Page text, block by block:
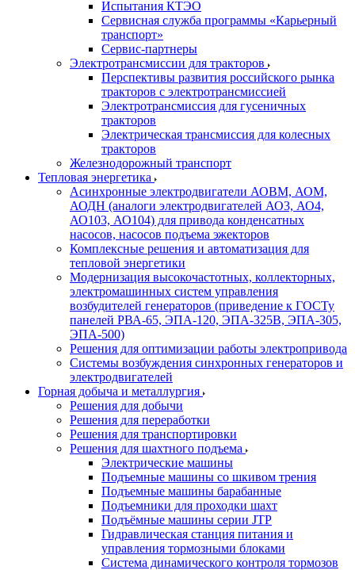
Испытания КТЭО
Сервисная служба программы «Карьерный
транспорт»
Сервис-партнеры
Электротрансмиссии для тракторов
Перспективы развития российского рынка
тракторов с электротрансмиссией
Электротрансмиссия для гусеничных
тракторов
Электрическая трансмиссия для колесных
тракторов
Железнодорожный транспорт
Тепловая энергетика
Асинхронные электродвигатели АОВМ, АОМ,
АОДН (аналоги электродвигателей АО3, АО4,
АО103, АО104) для привода конденсатных
насосов, насосов подъема эжекторов
Комплексные решения и автоматизация для
тепловой энергетики
Модернизация высокочастотных, коллекторных,
электромашинных систем управления
возбудителей генераторов (приведение к ГОСТу
панелей РВА-65, ЭПА-120, ЭПА-325В, ЭПА-305,
ЭПА-500)
Решения для оптимизации работы электропривода
Системы возбуждения синхронных генераторов и
электродвигателей
Горная добыча и металлургия
Решения для добычи
Решения для переработки
Решения для транспортировки
Решения для шахтного подъема
Электрические машины
Подъемные машины со шкивом трения
Подъемные машины барабанные
Подъемники для проходки шахт
Подъёмные машины серии JTP
Гидравлическая станция питания и
управления тормозными блоками
Система динамического контроля тормозов